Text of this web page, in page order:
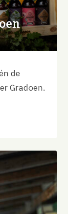
de
Gradoen.